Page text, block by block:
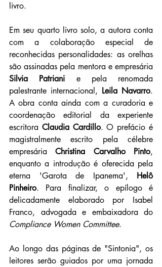
livro.
Em seu quarto livro solo, a autora conta
com a colaboração especial de
reconhecidas personalidades: as orelhas
Silvia Patriani e pela renomada
palestrante internacional, Leila Navarro.
A obra conta ainda com a curadoria e
coordenação editorial da experiente
escritora Claudia Cardillo. O prefácio é
magistralmente escrito pela célebre
empresária Christina Carvalho Pinto,
enquanto a introdução é oferecida pela
eterna 'Garota de Ipanema', Helô
Pinheiro. Para finalizar, o epílogo é
delicadamente elaborado por Isabel
Compliance Women Committee.
Ao longo das páginas de "Sintonia", os
leitores serão guiados por uma jornada